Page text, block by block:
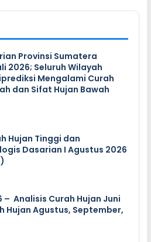
Provinsi Sumatera
2026; Seluruh Wilayah
Mengalami Curah
dan Sifat Hujan Bawah
Hujan Tinggi dan
Dasarian I Agustus 2026
– Analisis Curah Hujan Juni
Hujan Agustus, September,